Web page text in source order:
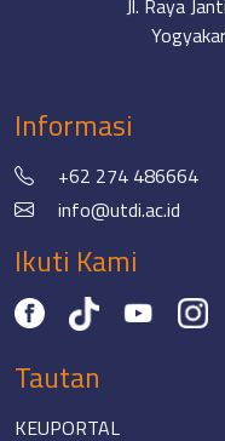
Informasi
+62 274 486664
info@utdi.ac.id
Ikuti Kami
Tautan
KEUPORTAL